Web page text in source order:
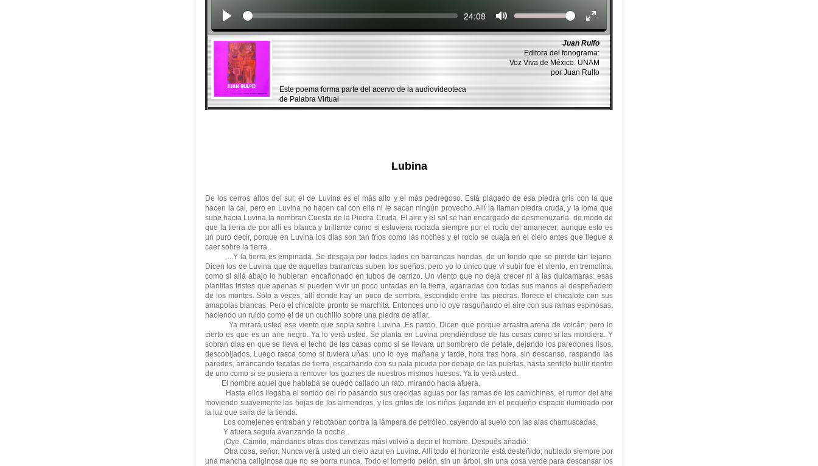
Seek Current
24:08 Volume
Juan Rulfo
Editora del fonograma:
Voz Viva de México. UNAM
por Juan Rulfo
Este poema forma parte del acervo de la audiovideoteca
de Palabra Virtual
Lubina
De los cerros altos del sur, el de Luvina es el más alto y el más pedregoso. Está plagado de esa piedra gris con la que
hacen la cal, pero en Luvina no hacen cal con ella ni le sacan ningún provecho. Allí la llaman piedra cruda, y la loma que
sube hacia Luvina la nombran Cuesta de la Piedra Cruda. El aire y el sol se han encargado de desmenuzarla, de modo de
que la tierra de por allí es blanca y brillante como si estuviera rociada siempre por el rocío del amanecer; aunque esto es
un puro decir, porque en Luvina los días son tan fríos como las noches y el rocío se cuaja en el cielo antes que llegue a
caer sobre la tierra.
...Y la tierra es empinada. Se desgaja por todos lados en barrancas hondas, de un fondo que se pierde tan lejano.
Dicen los de Luvina que de aquellas barrancas suben los sueños; pero yo lo único que vi subir fue el viento, en tremolina,
como si allá abajo lo hubieran encañonado en tubos de carrizo. Un viento que no deja crecer ni a las dulcamaras: esas
plantitas tristes que apenas si pueden vivir un poco untadas en la tierra, agarradas con todas sus manos al despeñadero
de los montes. Sólo a veces, allí donde hay un poco de sombra, escondido entre las piedras, florece el chicalote con sus
amapolas blancas. Pero el chicalote pronto se marchita. Entonces uno lo oye rasguñando el aire con sus ramas espinosas,
haciendo un ruido como el de un cuchillo sobre una piedra de afilar.
Ya mirará usted ese viento que sopla sobre Luvina. Es pardo. Dicen que porque arrastra arena de volcán; pero lo
cierto es que es un aire negro. Ya lo verá usted. Se planta en Luvina prendiéndose de las cosas como si las mordiera. Y
sobran días en que se lleva el techo de las casas como si se llevara un sombrero de petate, dejando los paredones lisos,
descobijados. Luego rasca como si tuviera uñas: uno lo oye mañana y tarde, hora tras hora, sin descanso, raspando las
paredes, arrancando tecatas de tierra, escarbando con su pala picuda por debajo de las puertas, hasta sentirlo bullir dentro
de uno como si se pusiera a remover los goznes de nuestros mismos huesos. Ya lo verá usted.
El hombre aquel que hablaba se quedó callado un rato, mirando hacia afuera.
Hasta ellos llegaba el sonido del río pasando sus crecidas aguas por las ramas de los camichines, el rumor del aire
moviendo suavemente las hojas de los almendros, y los gritos de los niños jugando en el pequeño espacio iluminado por
la luz que salía de la tienda.
Los comejenes entraban y rebotaban contra la lámpara de petróleo, cayendo al suelo con las alas chamuscadas.
Y afuera seguía avanzando la noche.
¡Oye, Camilo, mándanos otras dos cervezas más! volvió a decir el hombre. Después añadió:
Otra cosa, señor. Nunca verá usted un cielo azul en Luvina. Allí todo el horizonte está desteñido; nublado siempre por
una mancha caliginosa que no se borra nunca. Todo el lomerío pelón, sin un árbol, sin una cosa verde para descansar los